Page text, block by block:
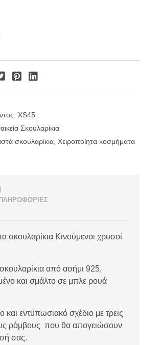
Twitter Pinterest LinkedIn
XS45
Σκουλαρίκια
σκουλαρίκια Χειροποίητα κοσμήματα
σκουλαρίκια Κινούμενοι χρυσοί
από ασήμι 925,
και σμάλτο σε μπλε ρουά
εντυπωσιακό σχέδιο με τρεις
ρόμβους που θα απογειώσουν
σας.